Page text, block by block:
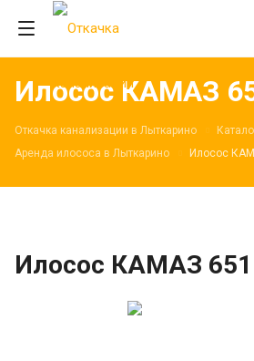
Илосос КАМАЗ
Откачка канализации в Лыткарино
Аренда илососа в Лыткарино
Илосос
Илосос КАМАЗ